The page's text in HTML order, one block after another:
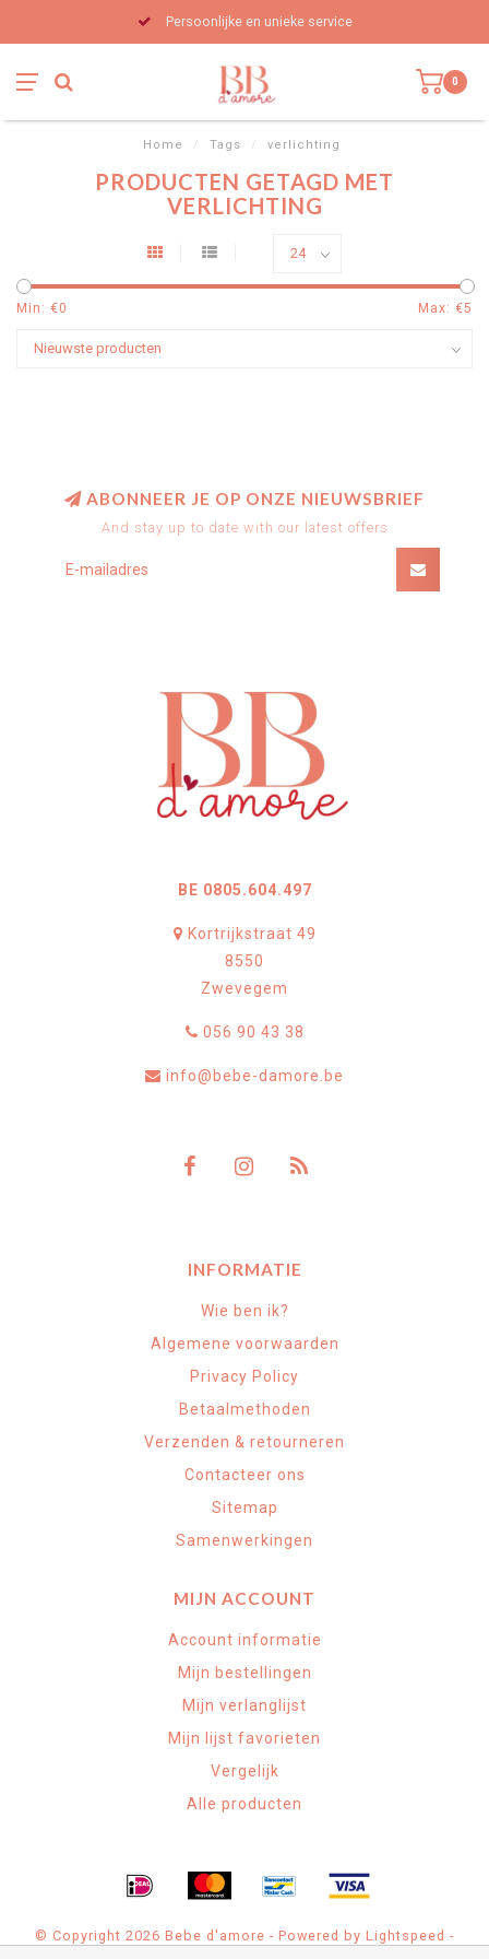
Persoonlijke en unieke service
0
Home / Tags / verlichting
PRODUCTEN GETAGD MET
VERLICHTING
Min: €0 Max: €5
ABONNEER JE OP ONZE NIEUWSBRIEF
And stay up to date with our latest offers
BE 0805.604.497
Kortrijkstraat 49
8550
Zwevegem
056 90 43 38
info@bebe-damore.be
INFORMATIE
Wie ben ik?
Algemene voorwaarden
Privacy Policy
Betaalmethoden
Verzenden & retourneren
Contacteer ons
Sitemap
Samenwerkingen
MIJN ACCOUNT
Account informatie
Mijn bestellingen
Mijn verlanglijst
Mijn lijst favorieten
Vergelijk
Alle producten
© Copyright 2026 Bebe d'amore - Powered by Lightspeed -